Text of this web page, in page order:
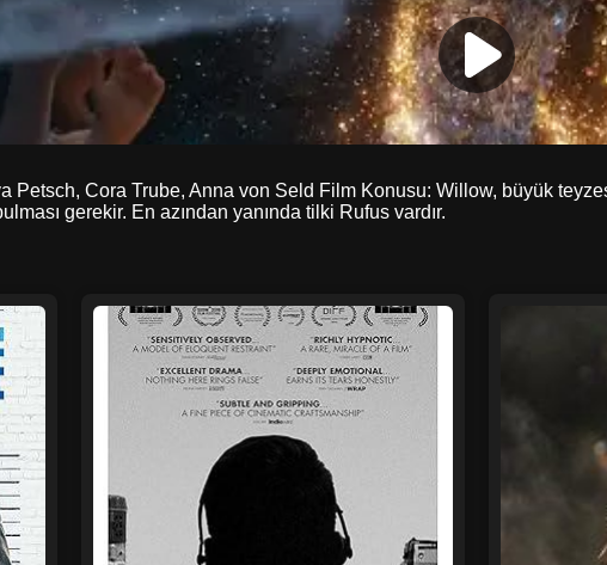
Petsch, Cora Trube, Anna von Seld Film Konusu: Willow, büyük
gerekir. En azından yanında tilki Rufus vardır.